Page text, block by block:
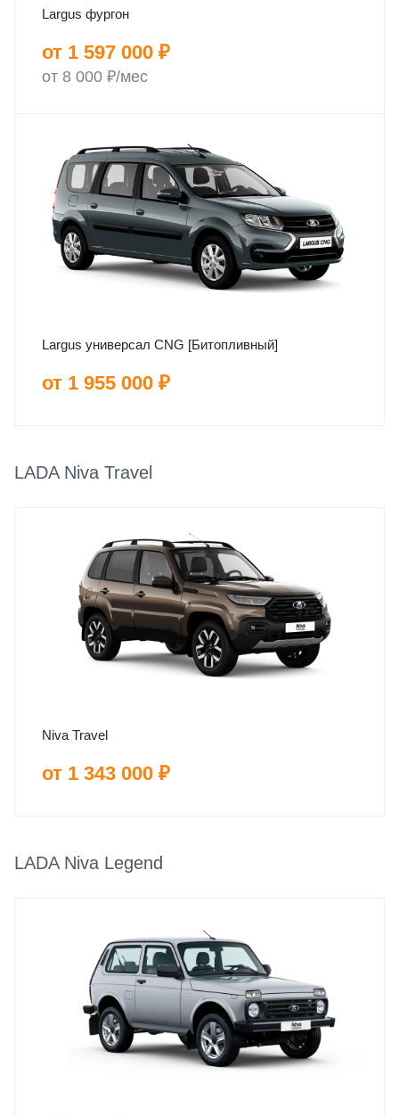
Largus фургон
от 1 597 000 ₽
от 8 000 ₽/мес
Largus универсал CNG [Битопливный]
от 1 955 000 ₽
LADA Niva Travel
Niva Travel
от 1 343 000 ₽
LADA Niva Legend